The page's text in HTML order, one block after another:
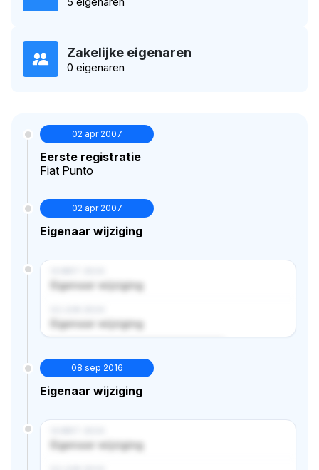
Zakelijke eigenaren
0 eigenaren
02 apr 2007
Eerste registratie
Fiat Punto
02 apr 2007
Eigenaar wijziging
Eigenaar wijziging
Eigenaar wijziging
08 sep 2016
Eigenaar wijziging
Eigenaar wijziging